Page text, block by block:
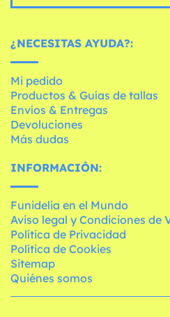
¿NECESITAS AYUDA?:
Mi pedido
Productos & Guías de tallas
Envíos & Entregas
Devoluciones
Más dudas
INFORMACIÓN:
Funidelia en el Mundo
Aviso legal y Condiciones de
Política de Privacidad
Política de Cookies
Sitemap
Quiénes somos